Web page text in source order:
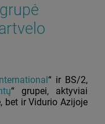
“ ir BS/2,
“ grupei, aktyviai
bet ir Vidurio Azijoje